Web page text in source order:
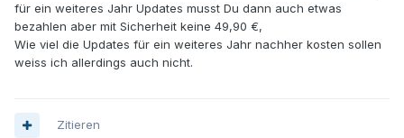
für ein weiteres Jahr Updates musst Du dann auch etwas
bezahlen aber mit Sicherheit keine 49,90 €,
Wie viel die Updates für ein weiteres Jahr nachher kosten sollen
weiss ich allerdings auch nicht.
Zitieren